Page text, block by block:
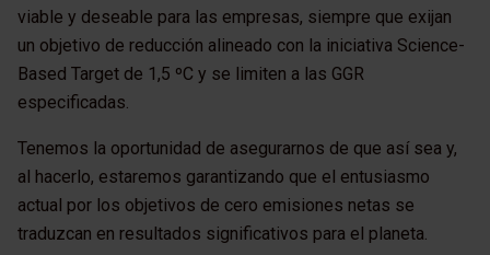
viable y deseable para las empresas, siempre que exijan
un objetivo de reducción alineado con la iniciativa Science-
Based Target de 1,5 ºC y se limiten a las GGR
especificadas.
Tenemos la oportunidad de asegurarnos de que así sea y,
al hacerlo, estaremos garantizando que el entusiasmo
actual por los objetivos de cero emisiones netas se
traduzcan en resultados significativos para el planeta.